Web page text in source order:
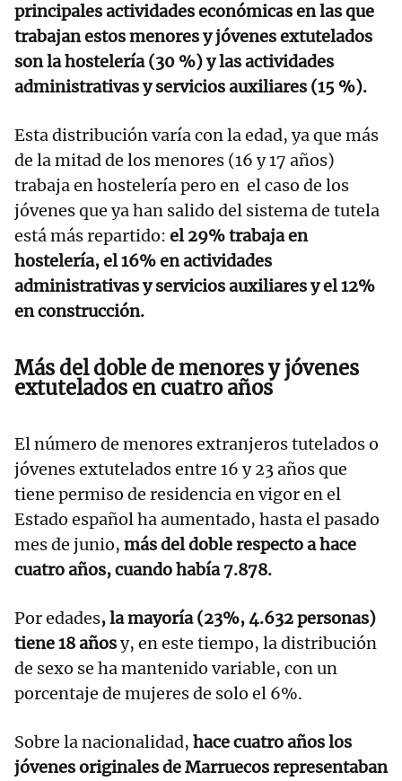
principales actividades económicas en las que
trabajan estos menores y jóvenes extutelados
son la hostelería (30 %) y las actividades
administrativas y servicios auxiliares (15 %).
Esta distribución varía con la edad, ya que más
de la mitad de los menores (16 y 17 años)
trabaja en hostelería pero en el caso de los
jóvenes que ya han salido del sistema de tutela
está más repartido: el 29% trabaja en
hostelería, el 16% en actividades
administrativas y servicios auxiliares y el 12%
en construcción.
Más del doble de menores y jóvenes
extutelados en cuatro años
El número de menores extranjeros tutelados o
jóvenes extutelados entre 16 y 23 años que
tiene permiso de residencia en vigor en el
Estado español ha aumentado, hasta el pasado
mes de junio, más del doble respecto a hace
cuatro años, cuando había 7.878.
Por edades, la mayoría (23%, 4.632 personas)
tiene 18 añosy, en este tiempo, la distribución
de sexo se ha mantenido variable, con un
porcentaje de mujeres de solo el 6%.
Sobre la nacionalidad, hace cuatro años los
jóvenes originales de Marruecos representaban